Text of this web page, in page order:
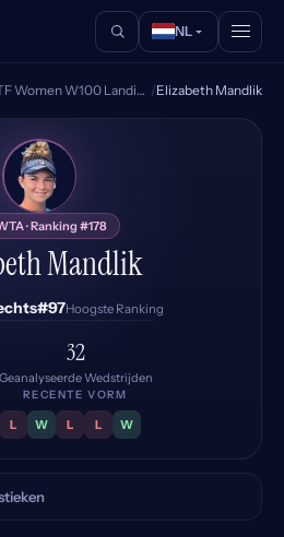
NL
ITF Women W100 Landisville PA /Elizabeth Mandlik
EM
· Ranking #178
Mandlik
#97Hoogste Ranking
32
Geanalyseerde Wedstrijden
RECENTE VORM
L W L L W